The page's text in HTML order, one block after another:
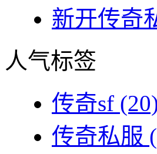
新开传奇
人气标签
传奇sf
传奇私服